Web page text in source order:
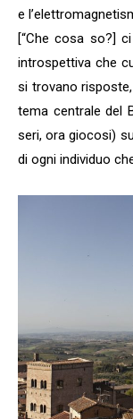
e
[“Che cosa so?]
introspettiva che
si trovano
tema centrale del
seri, ora giocosi)
di ogni individuo